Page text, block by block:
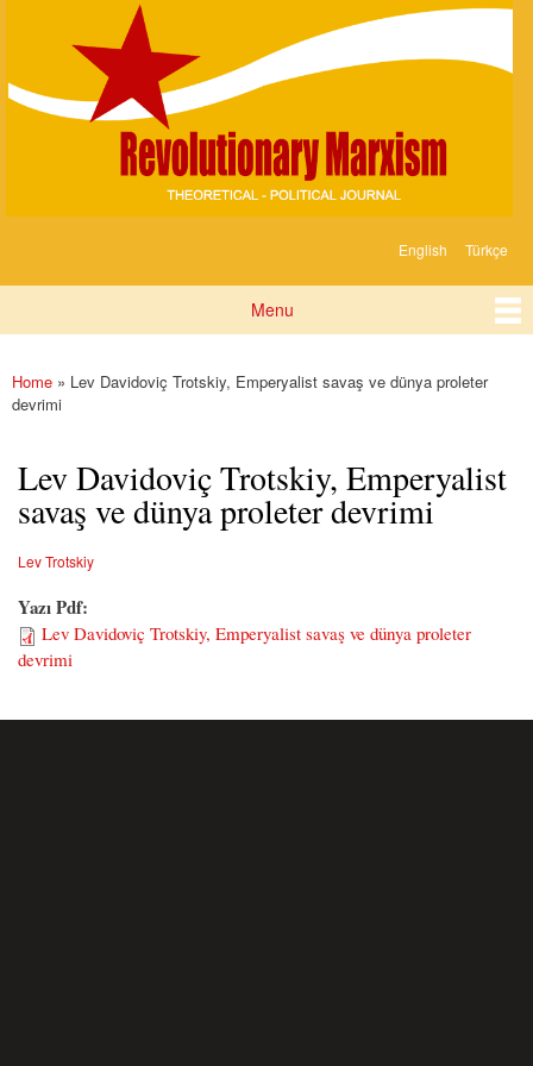
content
Marksizm
English Türkçe
Menu
You are here
Home » Lev Davidoviç Trotskiy, Emperyalist savaş ve dünya proleter
devrimi
Lev Davidoviç Trotskiy, Emperyalist
savaş ve dünya proleter devrimi
Lev Trotskiy
Yazı Pdf:
Lev Davidoviç Trotskiy, Emperyalist savaş ve dünya proleter
devrimi